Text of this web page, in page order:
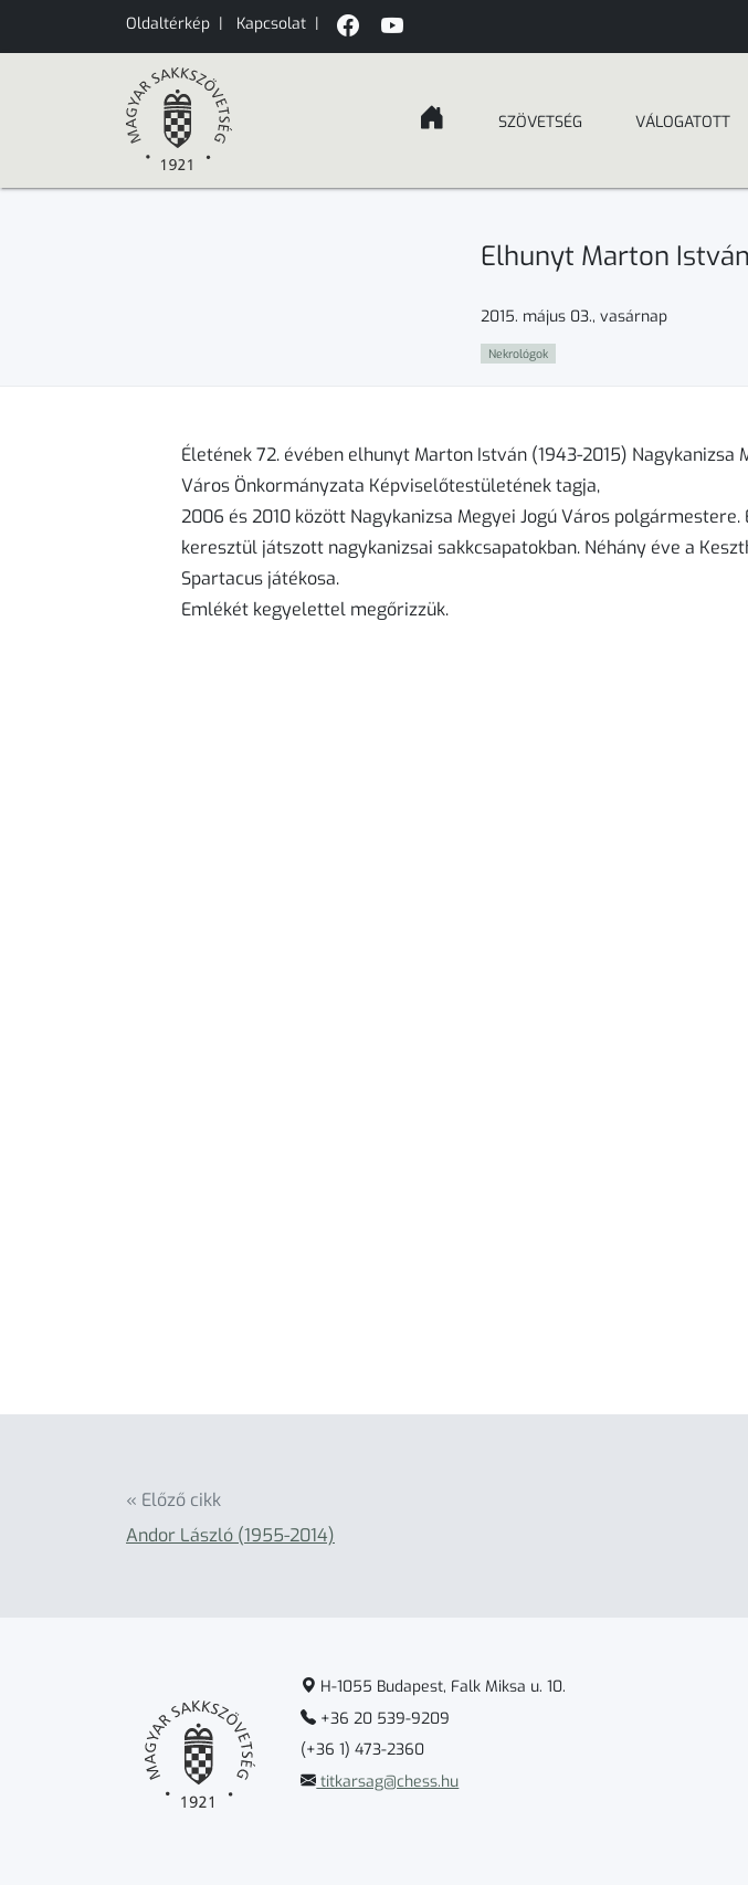
Oldaltérkép | Kapcsolat |
SZÖVETSÉG VÁLOGATOTT
Elhunyt Marton
2015. május 03., vasárnap
Nekrológok
Életének 72. évében elhunyt Marton István (1943-2015) Nagykanizsa
Város Önkormányzata Képviselőtestületének tagja,
2006 és 2010 között Nagykanizsa Megyei Jogú Város polgármestere.
keresztül játszott nagykanizsai sakkcsapatokban. Néhány éve a
Spartacus játékosa.
Emlékét kegyelettel megőrizzük.
« Előző cikk
Andor László (1955-2014)
H-1055 Budapest, Falk Miksa u. 10.
+36 20 539-9209
(+36 1) 473-2360
titkarsag@chess.hu